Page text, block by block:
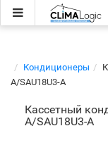
Кондиционеры
A/SAU18U3-A
Кассетный
A/SAU18U3-A